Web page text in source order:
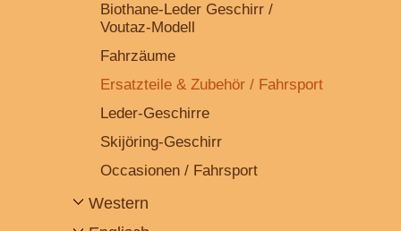
Biothane-Leder Geschirr /
Voutaz-Modell
Fahrzäume
Ersatzteile & Zubehör / Fahrsport
Leder-Geschirre
Skijöring-Geschirr
Occasionen / Fahrsport
Western